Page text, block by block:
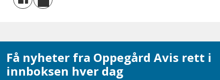
Få nyheter fra Oppegård Avis rett i
innboksen hver dag